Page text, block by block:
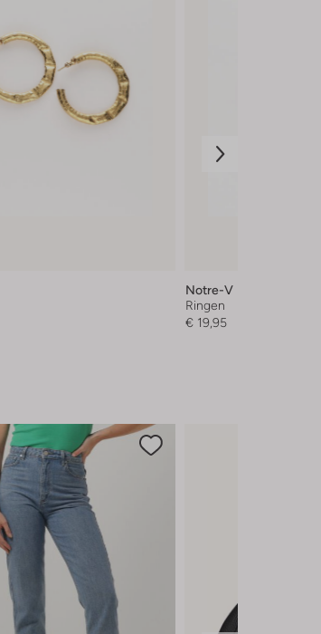
Notre-V
Ringen
€ 19,95